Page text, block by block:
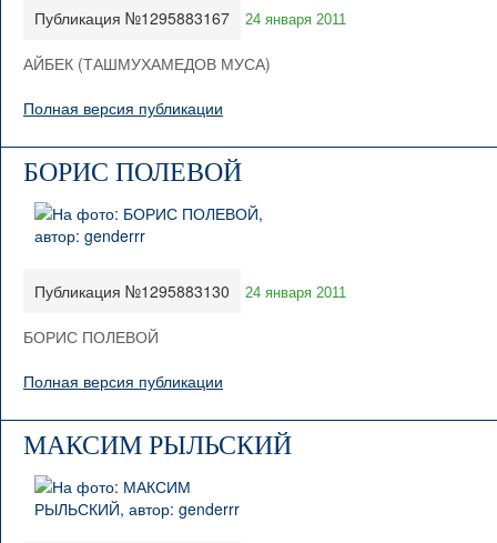
Публикация №1295883167 24 января 2011
АЙБЕК (ТАШМУХАМЕДОВ МУСА)
Полная версия публикации
БОРИС ПОЛЕВОЙ
Публикация №1295883130 24 января 2011
БОРИС ПОЛЕВОЙ
Полная версия публикации
МАКСИМ РЫЛЬСКИЙ